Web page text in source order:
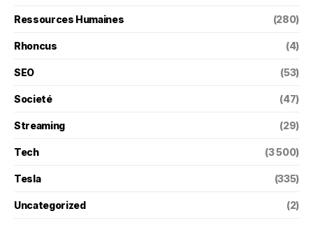
Ressources Humaines (280)
Rhoncus (4)
SEO (53)
Societé (47)
Streaming (29)
Tech (3 500)
Tesla (335)
Uncategorized (2)